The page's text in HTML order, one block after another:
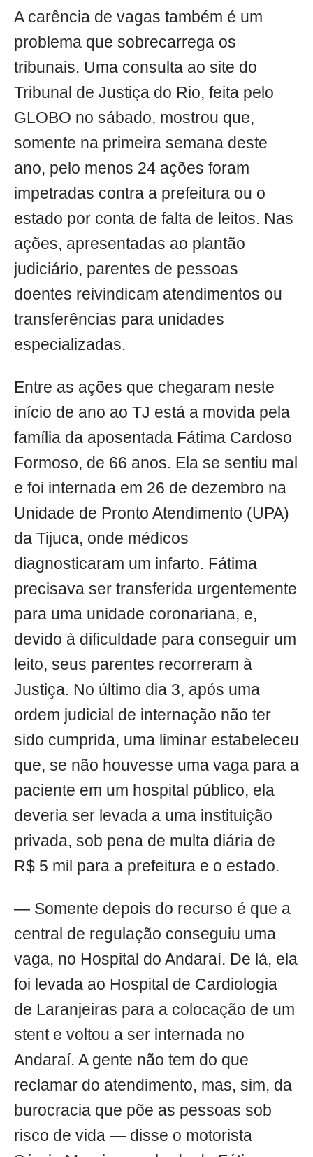
A carência de vagas também é um
problema que sobrecarrega os
tribunais. Uma consulta ao site do
Tribunal de Justiça do Rio, feita pelo
GLOBO no sábado, mostrou que,
somente na primeira semana deste
ano, pelo menos 24 ações foram
impetradas contra a prefeitura ou o
estado por conta de falta de leitos. Nas
ações, apresentadas ao plantão
judiciário, parentes de pessoas
doentes reivindicam atendimentos ou
transferências para unidades
especializadas.
Entre as ações que chegaram neste
início de ano ao TJ está a movida pela
família da aposentada Fátima Cardoso
Formoso, de 66 anos. Ela se sentiu mal
e foi internada em 26 de dezembro na
Unidade de Pronto Atendimento (UPA)
da Tijuca, onde médicos
diagnosticaram um infarto. Fátima
precisava ser transferida urgentemente
para uma unidade coronariana, e,
devido à dificuldade para conseguir um
leito, seus parentes recorreram à
Justiça. No último dia 3, após uma
ordem judicial de internação não ter
sido cumprida, uma liminar estabeleceu
que, se não houvesse uma vaga para a
paciente em um hospital público, ela
deveria ser levada a uma instituição
privada, sob pena de multa diária de
R$ 5 mil para a prefeitura e o estado.
— Somente depois do recurso é que a
central de regulação conseguiu uma
vaga, no Hospital do Andaraí. De lá, ela
foi levada ao Hospital de Cardiologia
de Laranjeiras para a colocação de um
stent e voltou a ser internada no
Andaraí. A gente não tem do que
reclamar do atendimento, mas, sim, da
burocracia que põe as pessoas sob
risco de vida — disse o motorista